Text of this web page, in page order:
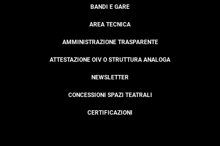
BANDI E GARE
AREA TECNICA
AMMINISTRAZIONE TRASPARENTE
ATTESTAZIONE OIV O STRUTTURA ANALOGA
NEWSLETTER
CONCESSIONI SPAZI TEATRALI
CERTIFICAZIONI